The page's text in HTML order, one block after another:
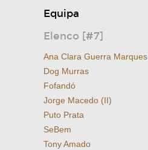
Equipa
Elenco [#7]
Ana Clara Guerra Marques
Dog Murras
Fofandó
Jorge Macedo (II)
Puto Prata
SeBem
Tony Amado